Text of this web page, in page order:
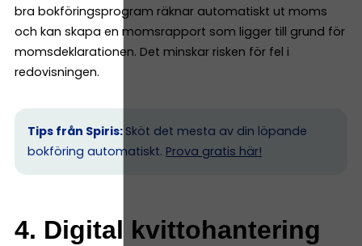
bra bokföringsprogram räknar automatiskt ut moms
och kan skapa en momsrapport som ligger till grund för
momsdeklarationen. Det minskar risken för fel i
redovisningen.
Tips från Spiris: Sköt det mesta av din löpande
bokföring automatiskt. Prova gratis här!
4. Digital kvittohantering